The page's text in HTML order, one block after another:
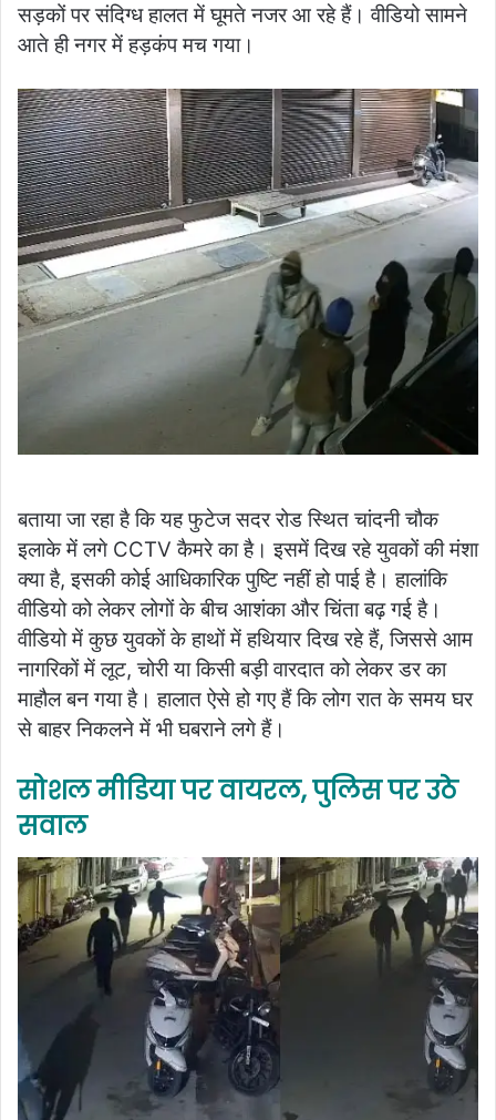
सड़कों पर संदिग्ध हालत में घूमते नजर आ रहे हैं। वीडियो सामने
आते ही नगर में हड़कंप मच गया।
बताया जा रहा है कि यह फुटेज सदर रोड स्थित चांदनी चौक
इलाके में लगे CCTV कैमरे का है। इसमें दिख रहे युवकों की मंशा
क्या है, इसकी कोई आधिकारिक पुष्टि नहीं हो पाई है। हालांकि
वीडियो को लेकर लोगों के बीच आशंका और चिंता बढ़ गई है।
वीडियो में कुछ युवकों के हाथों में हथियार दिख रहे हैं, जिससे आम
नागरिकों में लूट, चोरी या किसी बड़ी वारदात को लेकर डर का
माहौल बन गया है। हालात ऐसे हो गए हैं कि लोग रात के समय घर
से बाहर निकलने में भी घबराने लगे हैं।
सोशल मीडिया पर वायरल, पुलिस पर उठे
सवाल